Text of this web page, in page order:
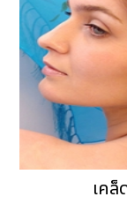
เค